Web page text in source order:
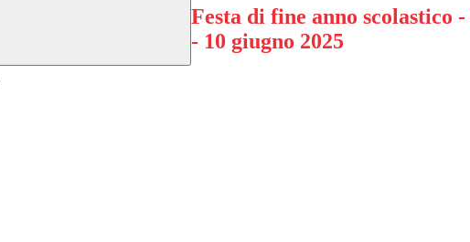
Festa di fine anno scolastico
- 10 giugno 2025